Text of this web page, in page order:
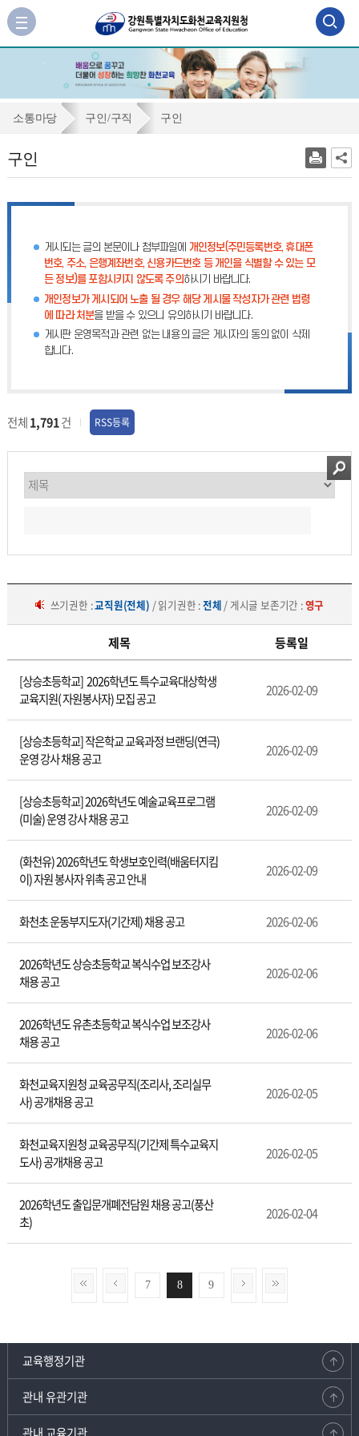
검
색
역
기
사
이
가
구소통마당 구인/구직 구인
구인
게시되는 글의 본문이나 첨부파일에 개인정보(주민등록번호, 휴대폰
번호, 주소, 은행계좌번호, 신용카드번호 등 개인을 식별할 수 있는 모
든 정보)를 포함시키지 않도록 주의하시기 바랍니다.
개인정보가 게시되어 노출 될 경우 해당 게시물 작성자가 관련 법령
에 따라 처분을 받을 수 있으니 유의하시기 바랍니다.
게시판 운영목적과 관련 없는 내용의 글은 게시자의 동의 없이 삭제
합니다.
전체1,791건 RSS등록
쓰기권한 :교직원(전체) / 읽기권한 :전체 / 게시글 보존기간 :영구
제목 등록일
[상승초등학교] 2026학년도 특수교육대상학생
교육지원( 자원봉사자) 모집 공고
2026-02-09
[상승초등학교] 작은학교 교육과정 브랜딩(연극)
운영 강사 채용 공고
2026-02-09
[상승초등학교] 2026학년도 예술교육프로그램
(미술) 운영 강사 채용 공고
2026-02-09
(화천유) 2026학년도 학생보호인력(배움터지킴
이) 자원 봉사자 위촉 공고 안내
2026-02-09
화천초 운동부지도자(기간제) 채용 공고 2026-02-06
2026학년도 상승초등학교 복식수업 보조강사
채용 공고
2026-02-06
2026학년도 유촌초등학교 복식수업 보조강사
채용 공고
2026-02-06
화천교육지원청 교육공무직(조리사, 조리실무
사) 공개채용 공고
2026-02-05
화천교육지원청 교육공무직(기간제 특수교육지
도사) 공개채용 공고
2026-02-05
2026학년도 출입문개폐전담원 채용 공고(풍산
초)
2026-02-04
7 8 9
교육행정기관
관내 유관기관